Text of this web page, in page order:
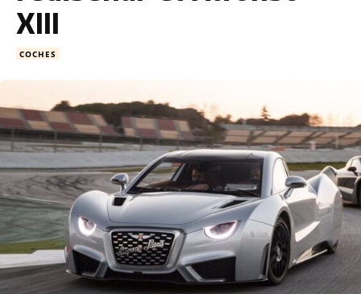
XIII
COCHES